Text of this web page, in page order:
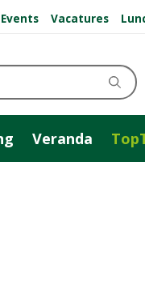
Events Vacatures
Veranda